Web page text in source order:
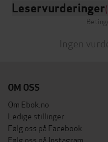
Leservurderinger
Ingen
OM OSS
Om Ebok.no
Ledige stillinger
Følg oss på Facebook
Følg oss på Instagram